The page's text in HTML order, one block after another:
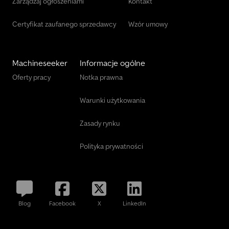
Certyfikat zaufanego sprzedawcy Wzór umowy
Machineseeker
Oferty pracy
Informacje ogólne
Notka prawna
Warunki użytkowania
Zasady rynku
Polityka prywatności
Blog Facebook X LinkedIn